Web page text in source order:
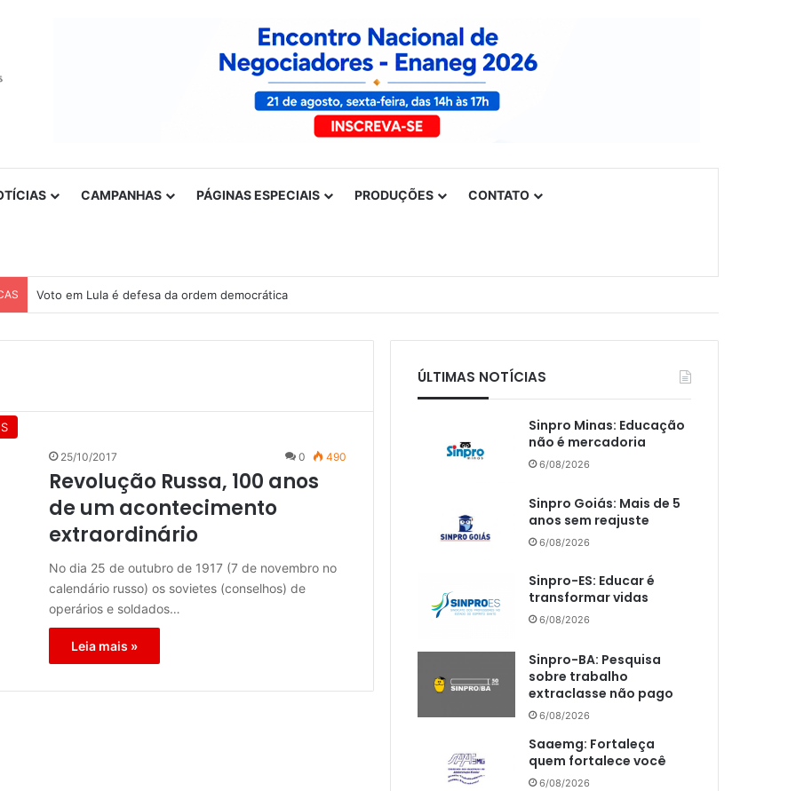
CAMPANHAS PÁGINAS ESPECIAIS PRODUÇÕES CONTATO
Voto em Lula é defesa da ordem democrática
25/10/2017 0 490
Revolução Russa, 100 anos
de um acontecimento
extraordinário
No dia 25 de outubro de 1917 (7 de novembro no
calendário russo) os sovietes (conselhos) de
operários e soldados…
Leia mais »
ÚLTIMAS NOTÍCIAS
Sinpro Minas: Educação
não é mercadoria
6/08/2026
Sinpro Goiás: Mais de 5
anos sem reajuste
6/08/2026
Sinpro-ES: Educar é
transformar vidas
6/08/2026
Sinpro-BA: Pesquisa
sobre trabalho
extraclasse não pago
6/08/2026
Saaemg: Fortaleça
quem fortalece você
6/08/2026